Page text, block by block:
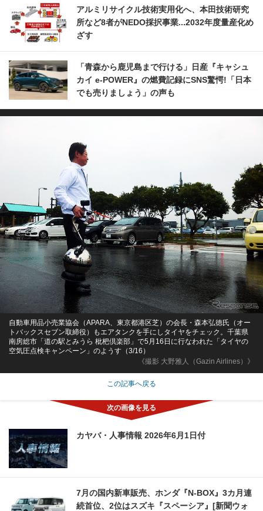
アルミリサイクル技術実用化へ、本田技術研究
所など8者がNEDO採択事業...2032年度量産化め
ざす
「青森から鹿児島まで行ける」日産『キャシュ
カイ e-POWER』の燃費記録にSNS驚愕!「日本
でも売りましょう」の声も
《撮影 大野雅人（Gazin Airlines）》
自動車用品小売業協会（APARA、東京都港区芝）の会長・森本弘徳氏（オー
トバックスセブン取締役）もエアタンクを手にしタイヤをチェック。千葉県
南房総市「道の駅とみうら 枇杷倶楽部」で5月16日に行なわれた「タイヤの
空気圧点検キャンペーン」のようす（3/16）
この記事へ戻る
カヤバ・人事情報 2026年6月1日付
7月の国内新車販売、ホンダ『N-BOX』3カ月連
続首位、2位はスズキ『スペーシア』[新聞ウォ